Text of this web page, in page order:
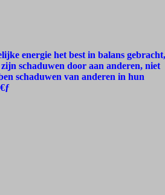
energie het best in balans gebracht,
schaduwen door aan anderen, niet
schaduwen van anderen in hun